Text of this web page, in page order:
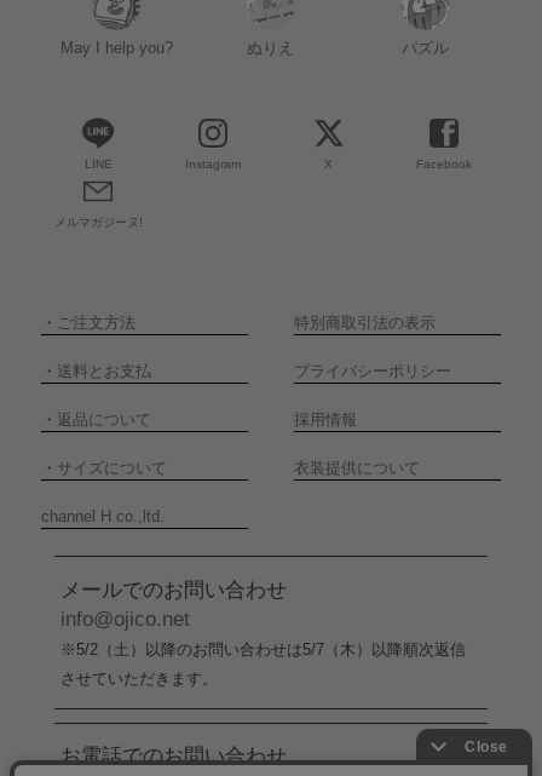
May I help you? ぬりえ パズル
LINE Instagram X Facebook
メルマガジーヌ!
・ ご注文方法 特別商取引法の表示
・ 送料とお支払 プライバシーポリシー
・ 返品について 採用情報
・ サイズについて 衣装提供について
channel H co.,ltd.
メールでのお問い合わせ
info@ojico.net
※5/2（土）以降のお問い合わせは5/7（木）以降順次返信
させていただきます。
お電話でのお問い合わせ